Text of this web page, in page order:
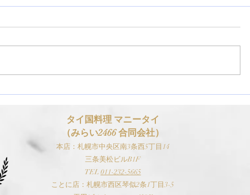
ールについて
タイ国料理 マニータイ
（みらい2466 合同会社）
本店：札幌市中央区南3条西5丁目14
三条美松ビルB1F
TEL 011-232-5665
​ことに店：札幌市西区琴似2条1丁目3-5